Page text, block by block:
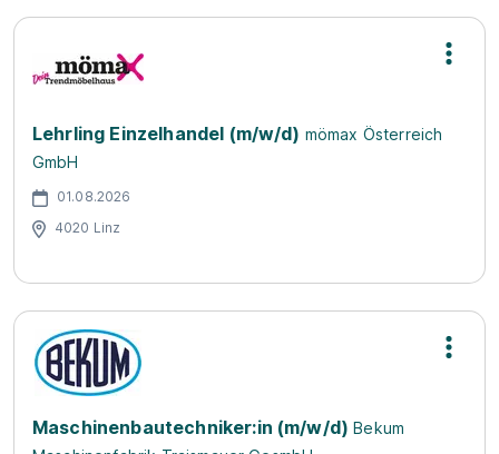
Lehrling Einzelhandel (m/w/d) mömax Österreich
GmbH
01.08.2026
4020 Linz
Maschinenbautechniker:in (m/w/d) Bekum